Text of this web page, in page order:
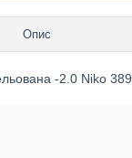
Опис
-2.0 Niko 389